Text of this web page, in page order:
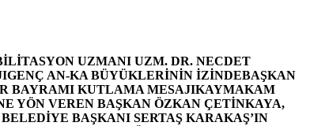
UZMANI UZM. DR. NECDET
GENÇ AN-KA BÜYÜKLERİNİN İZİNDEBAŞKAN
BAYRAMI KUTLAMA MESAJIKAYMAKAM
YÖN VEREN BAŞKAN ÖZKAN ÇETİNKAYA,
BAŞKANI SERTAŞ KARAKAŞ’IN